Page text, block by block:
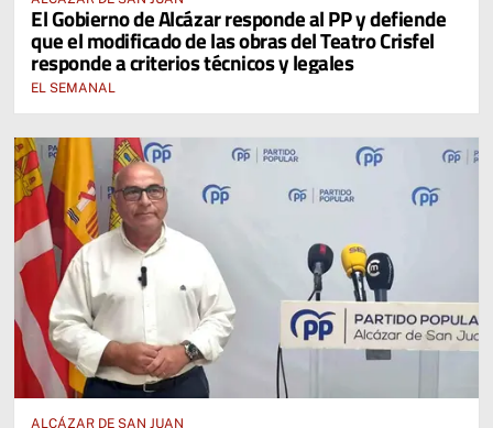
El Gobierno de Alcázar responde al PP y defiende
que el modificado de las obras del Teatro Crisfel
responde a criterios técnicos y legales
EL SEMANAL
ALCÁZAR DE SAN JUAN